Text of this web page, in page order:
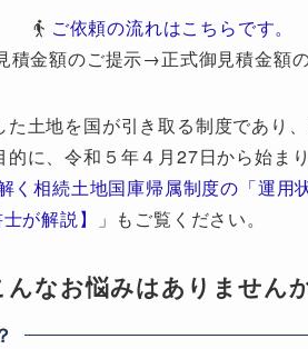
ご依頼の流れはこちらです。
積金額のご提示→正式御見積金額
た土地を国が引き取る制度であり
に、令和５年４月27日から始まり
く相続土地国庫帰属制度の「運
が解説】
」もご覧ください。
んなお悩みはありません